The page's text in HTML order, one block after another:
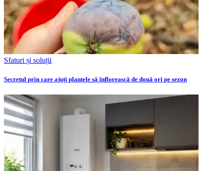
Sfaturi și soluții
Secretul prin care ajuți plantele să înflorească de două ori pe sezon